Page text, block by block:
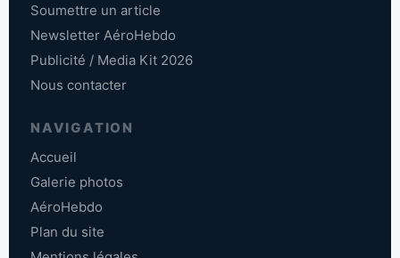
Soumettre un article
Newsletter AéroHebdo
Publicité / Media Kit 2026
Nous contacter
NAVIGATION
Accueil
Galerie photos
AéroHebdo
Plan du site